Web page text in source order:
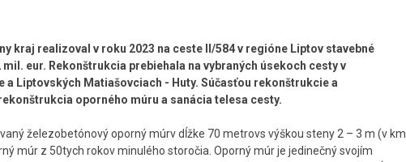
kraj realizoval v roku 2023 na ceste II/584 v regióne Liptov stavebné
mil. eur. Rekonštrukcia prebiehala na vybraných úsekoch cesty v
a Liptovských Matiašovciach - Huty. Súčasťou rekonštrukcie a
oporného múru a sanácia telesa cesty.
železobetónový oporný múrv dĺžke 70 metrovs výškou steny 2 – 3 m (v km
múr z 50tych rokov minulého storočia. Oporný múr je jedinečný svojím